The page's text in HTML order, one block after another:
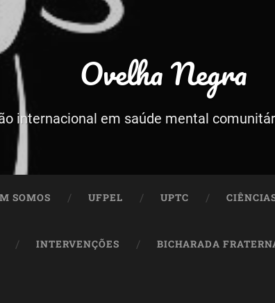
Ovelha Negra
internacional em saúde mental
SOMOS UFPEL UPTC
INTERVENÇÕES BICHARADA